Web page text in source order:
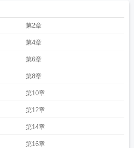
人身上的磁场
灵性的人是什么样子有灵化妆师有灵性的女人
有灵感的人是什么人
第2章
第4章
第6章
第8章
第10章
第12章
第14章
第16章